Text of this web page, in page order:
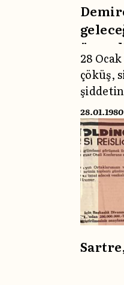
28
çöküş,
yükü
28.01.1980